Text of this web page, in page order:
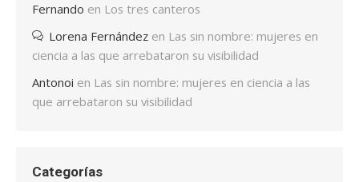
Fernando en Los tres canteros
Lorena Fernández en Las sin nombre: mujeres en
ciencia a las que arrebataron su visibilidad
Antonoi en Las sin nombre: mujeres en ciencia a las
que arrebataron su visibilidad
Categorías